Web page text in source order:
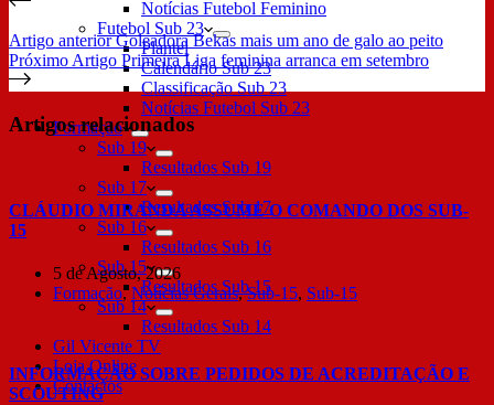
Notícias Futebol Feminino
Futebol Sub 23
Plantel
Calendário Sub 23
Classificação Sub 23
Notícias Futebol Sub 23
Formação
Sub 19
Resultados Sub 19
Sub 17
Resultados Sub 17
Sub 16
Resultados Sub 16
Sub 15
Resultados Sub 15
Sub 14
Resultados Sub 14
Gil Vicente TV
Loja Online
Contactos
Artigo anteriorGoleadora Bekas mais um ano de galo ao peito
Próximo Artigo Primeira Liga feminina arranca em setembro
Artigos relacionados
CLÁUDIO MIRANDA ASSUME O COMANDO DOS SUB-
15
5 de Agosto, 2026
Formação,Notícias Gerais,Sub-15, Sub-15
INFORMAÇÃO SOBRE PEDIDOS DE ACREDITAÇÃO E
SCOUTING